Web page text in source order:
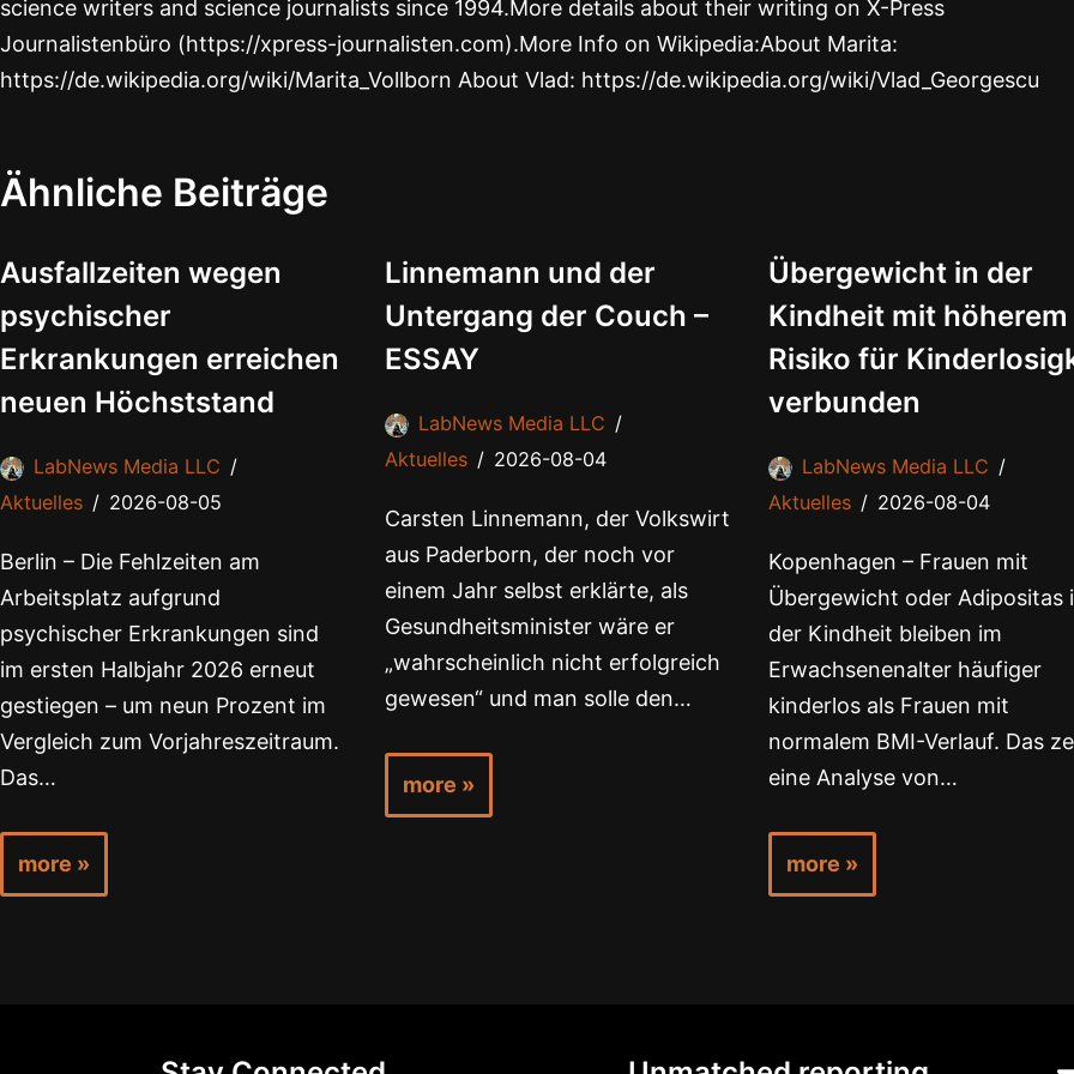
science writers and science journalists since 1994.More details about their writing on X-Press
Journalistenbüro (https://xpress-journalisten.com).More Info on Wikipedia:About Marita:
https://de.wikipedia.org/wiki/Marita_Vollborn About Vlad: https://de.wikipedia.org/wiki/Vlad_Georgescu
Ähnliche Beiträge
Ausfallzeiten wegen
psychischer
Erkrankungen erreichen
neuen Höchststand
LabNews Media LLC
Aktuelles
2026-08-05
Berlin – Die Fehlzeiten am
Arbeitsplatz aufgrund
psychischer Erkrankungen sind
im ersten Halbjahr 2026 erneut
gestiegen – um neun Prozent im
Vergleich zum Vorjahreszeitraum.
Das…
more »
Linnemann und der
Untergang der Couch –
ESSAY
LabNews Media LLC
Aktuelles
2026-08-04
Carsten Linnemann, der Volkswirt
aus Paderborn, der noch vor
einem Jahr selbst erklärte, als
Gesundheitsminister wäre er
„wahrscheinlich nicht erfolgreich
gewesen“ und man solle den…
more »
Übergewicht in der
Kindheit mit höherem
Risiko für
verbunden
LabNews Media LLC
Aktuelles
2026-08-04
Kopenhagen – Frauen mit
Übergewicht oder Adipositas
der Kindheit bleiben im
Erwachsenenalter häufiger
kinderlos als Frauen mit
normalem BMI-Verlauf. Das
eine Analyse von…
more »